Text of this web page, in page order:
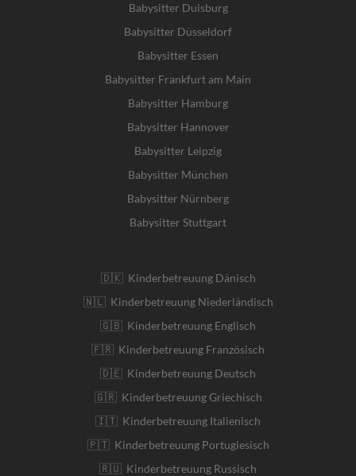
Babysitter Duisburg
Babysitter Düsseldorf
Babysitter Essen
Babysitter Frankfurt am Main
Babysitter Hamburg
Babysitter Hannover
Babysitter Leipzig
Babysitter München
Babysitter Nürnberg
Babysitter Stuttgart
🇩🇰 Kinderbetreuung Dänisch
🇳🇱 Kinderbetreuung Niederländisch
🇬🇧 Kinderbetreuung Englisch
🇫🇷 Kinderbetreuung Französisch
🇩🇪 Kinderbetreuung Deutsch
🇬🇷 Kinderbetreuung Griechisch
🇮🇹 Kinderbetreuung Italienisch
🇵🇹 Kinderbetreuung Portugiesisch
🇷🇺 Kinderbetreuung Russisch